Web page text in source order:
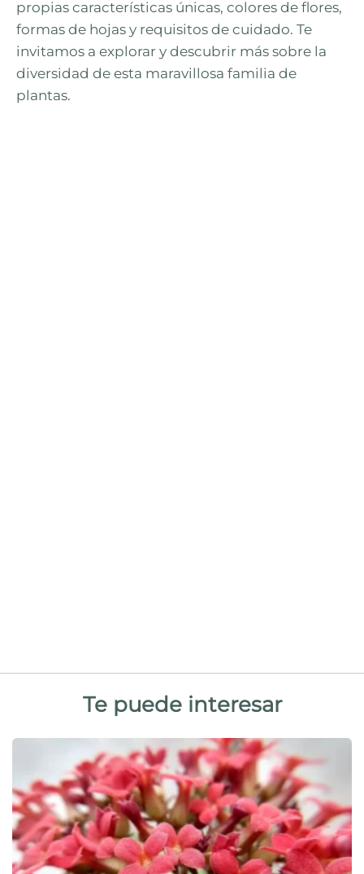
propias características únicas, colores de flores,
formas de hojas y requisitos de cuidado. Te
invitamos a explorar y descubrir más sobre la
diversidad de esta maravillosa familia de
plantas.
Te puede interesar